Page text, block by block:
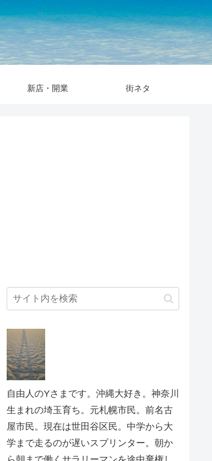
新店・開業 街ネタ
自由人のYさまです。沖縄大好き。神奈川
生まれの埼玉育ち。元札幌市民。前名古
屋市民。現在は世田谷区民。中学から大
学まで走るのが遅いスプリンター。朝か